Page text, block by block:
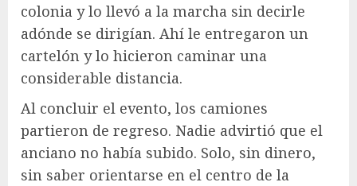
colonia y lo llevó a la marcha sin decirle
adónde se dirigían. Ahí le entregaron un
cartelón y lo hicieron caminar una
considerable distancia.
Al concluir el evento, los camiones
partieron de regreso. Nadie advirtió que el
anciano no había subido. Solo, sin dinero,
sin saber orientarse en el centro de la